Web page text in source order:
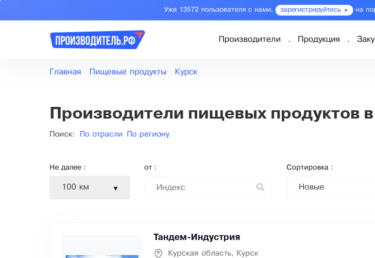
Уже 13572 пользователя с нами, зарегистрируйтесь на
Производители Продукция
Главная Пищевые продукты Курск
Производители пищевых продуктов
Поиск: По отрасли По региону
Не далее :
100 км
от : Сортировка :
Новые
Тандем-Индустрия
Курская область, Курск